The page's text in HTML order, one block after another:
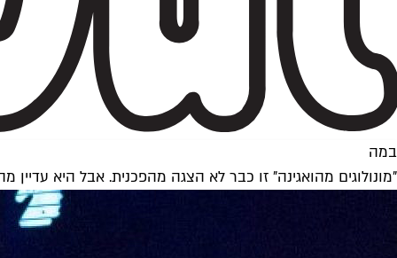
במה
"מונולוגים מהואגינה" זו כבר לא הצגה מהפכנית. אבל היא עדיין